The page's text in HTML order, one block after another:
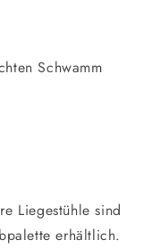
Schwamm
Liegestühle sind
erhältlich.